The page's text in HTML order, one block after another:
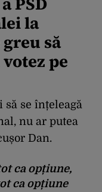
la
să
pe
să se înțeleagă
nu ar putea
Dan.
ca opțiune,
ca opțiune